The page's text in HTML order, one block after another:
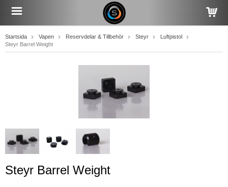
Startsida Vapen Reservdelar & Tillbehör Steyr
Luftpistol
Steyr Barrel Weight
Steyr Barrel Weight